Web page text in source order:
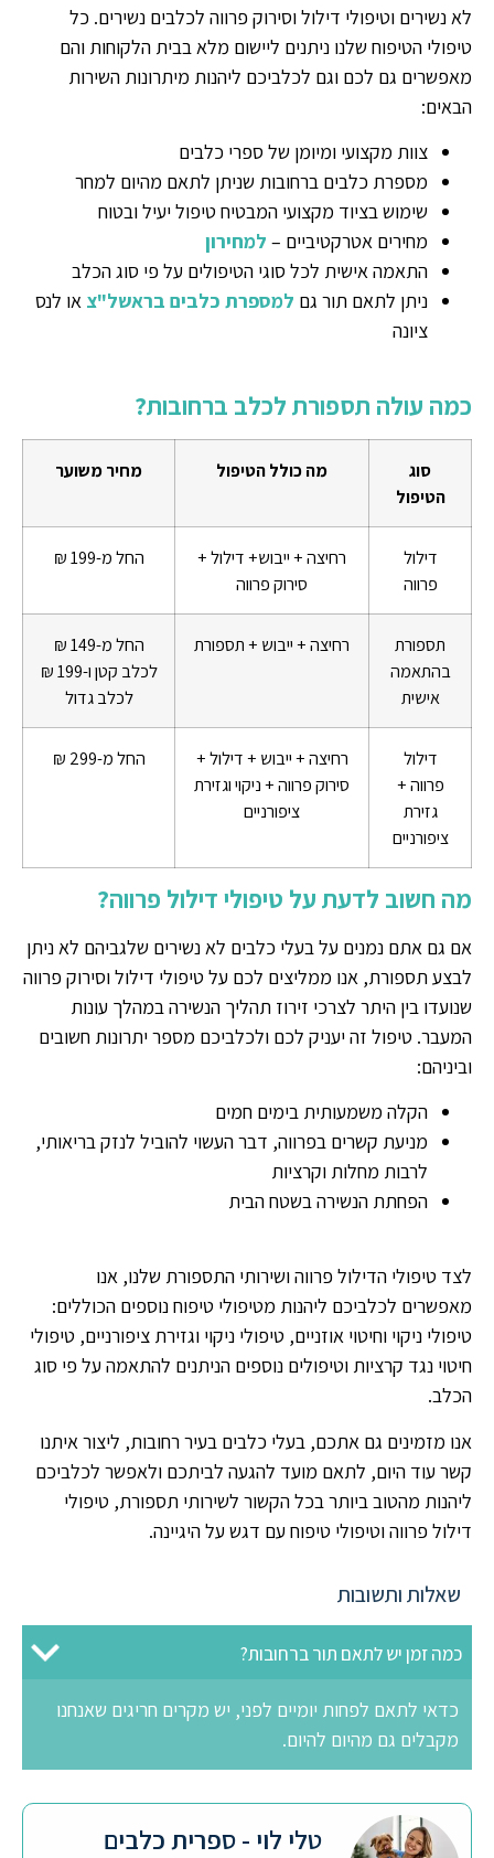
לא נשירים וטיפולי דילול וסירוק פרווה לכלבים נשירים. כל
טיפולי הטיפוח שלנו ניתנים ליישום מלא בבית הלקוחות והם
מאפשרים גם לכם וגם לכלביכם ליהנות מיתרונות השירות
הבאים:
צוות מקצועי ומיומן של ספרי כלבים
מספרת כלבים ברחובות שניתן לתאם מהיום למחר
שימוש בציוד מקצועי המבטיח טיפול יעיל ובטוח
מחירים אטרקטיביים – למחירון
התאמה אישית לכל סוגי הטיפולים על פי סוג הכלב
ניתן לתאם תור גם למספרת כלבים בראשל"צ או לנס
ציונה
כמה עולה תספורת לכלב ברחובות?
סוג
הטיפול
מה כולל הטיפול מחיר משוער
דילול
פרווה
רחיצה + ייבוש+ דילול +
סירוק פרווה
החל מ-199 ₪
תספורת
בהתאמה
אישית
רחיצה + ייבוש + תספורת
החל מ-149 ₪
לכלב קטן ו-199 ₪
לכלב גדול
דילול
פרווה +
גזירת
ציפורניים
רחיצה + ייבוש + דילול +
סירוק פרווה + ניקוי וגזירת
ציפורניים
החל מ-299 ₪
מה חשוב לדעת על טיפולי דילול פרווה?
אם גם אתם נמנים על בעלי כלבים לא נשירים שלגביהם לא ניתן
לבצע תספורת, אנו ממליצים לכם על טיפולי דילול וסירוק פרווה
שנועדו בין היתר לצרכי זירוז תהליך הנשירה במהלך עונות
המעבר. טיפול זה יעניק לכם ולכלביכם מספר יתרונות חשובים
וביניהם:
הקלה משמעותית בימים חמים
מניעת קשרים בפרווה, דבר העשוי להוביל לנזק בריאותי,
לרבות מחלות וקרציות
הפחתת הנשירה בשטח הבית
לצד טיפולי הדילול פרווה ושירותי התספורת שלנו, אנו
מאפשרים לכלביכם ליהנות מטיפולי טיפוח נוספים הכוללים:
טיפולי ניקוי וחיטוי אוזניים, טיפולי ניקוי וגזירת ציפורניים, טיפולי
חיטוי נגד קרציות וטיפולים נוספים הניתנים להתאמה על פי סוג
הכלב.
אנו מזמינים גם אתכם, בעלי כלבים בעיר רחובות, ליצור איתנו
קשר עוד היום, לתאם מועד להגעה לביתכם ולאפשר לכלביכם
ליהנות מהטוב ביותר בכל הקשור לשירותי תספורת, טיפולי
דילול פרווה וטיפולי טיפוח עם דגש על היגיינה.
שאלות ותשובות
כמה זמן יש לתאם תור ברחובות?
כדאי לתאם לפחות יומיים לפני, יש מקרים חריגים שאנחנו
מקבלים גם מהיום להיום.
טלי לוי - ספרית כלבים